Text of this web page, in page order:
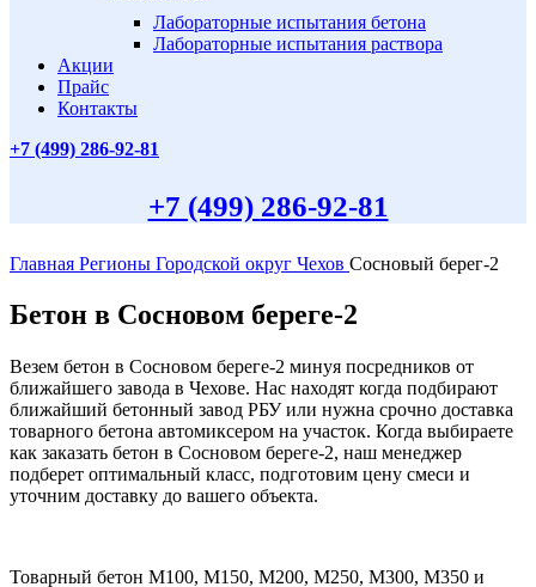
Лабораторные испытания бетона
Лабораторные испытания раствора
Акции
Прайс
Контакты
+7 (499) 286-92-81
+7 (499) 286-92-81
Главная Регионы Городской округ Чехов Сосновый берег-2
Бетон в Сосновом береге-2
Везем бетон в Сосновом береге-2 минуя посредников от
ближайшего завода в Чехове. Нас находят когда подбирают
ближайший бетонный завод РБУ или нужна срочно доставка
товарного бетона автомиксером на участок. Когда выбираете
как заказать бетон в Сосновом береге-2, наш менеджер
подберет оптимальный класс, подготовим цену смеси и
уточним доставку до вашего объекта.
Товарный бетон М100, М150, М200, М250, М300, М350 и